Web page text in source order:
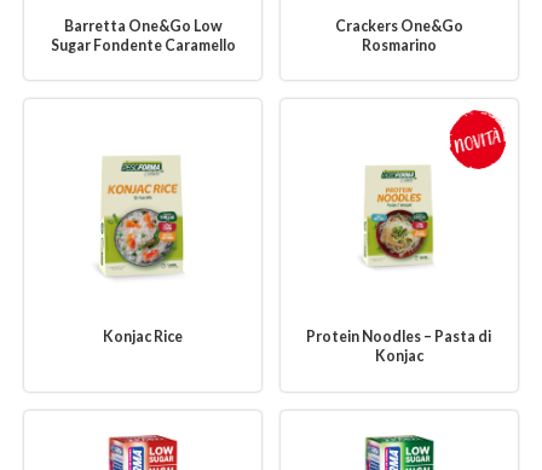
Barretta One&Go Low
Sugar Fondente Caramello
Crackers One&Go
Rosmarino
Konjac Rice
Protein Noodles – Pasta di
Konjac